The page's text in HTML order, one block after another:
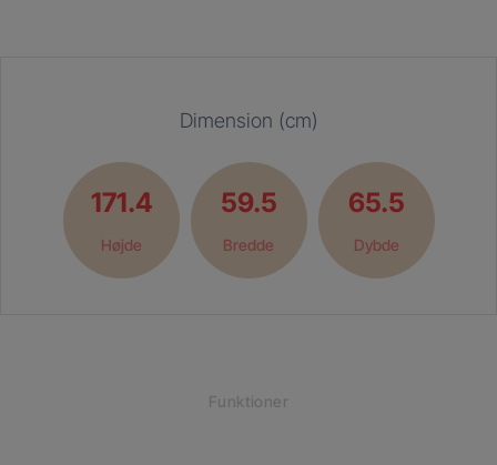
Dimension (cm)
171.4
Højde
59.5
Bredde
65.5
Dybde
Funktioner